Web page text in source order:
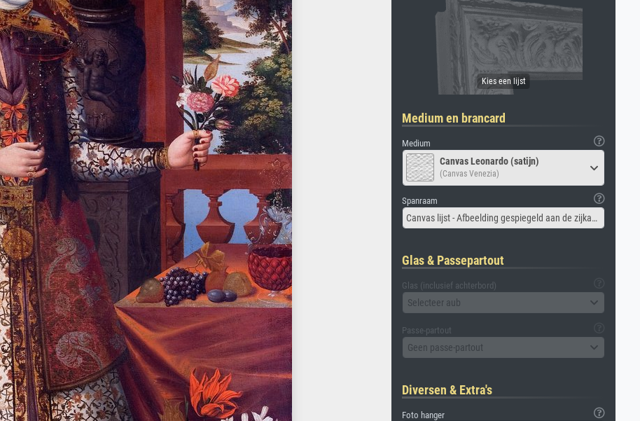
Medium en brancard
Medium
Canvas Leonardo (satijn)
(Canvas Venezia)
Spanraam
Canvas lijst - Afbeelding gespiegeld aan de zijkant
Glas & Passepartout
Glas (inclusief achterbord)
Selecteer aub
Passe-partout
Geen passe-partout
Diversen & Extra's
Foto hanger